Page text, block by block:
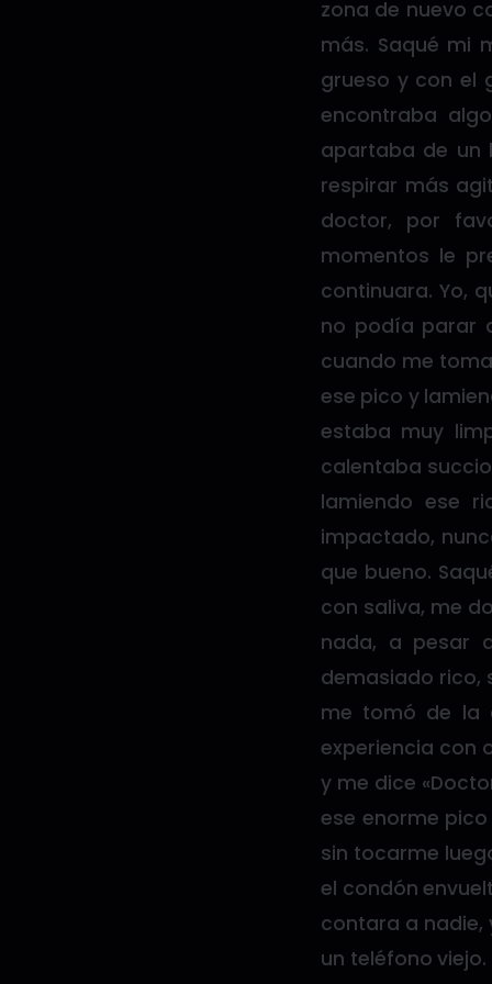
zona de nuevo
más. Saqué mi
grueso y con el
encontraba
apartaba de un
respirar más
doctor, por
momentos le
continuara. Yo,
no podía parar
cuando me
ese pico y
estaba muy
calentaba
lamiendo ese
impactado,
que bueno.
con saliva, me
nada, a pesar
demasiado rico,
me tomó de la
experiencia con
y me dice
ese enorme
sin tocarme
el condón
contara a nadie,
un teléfono